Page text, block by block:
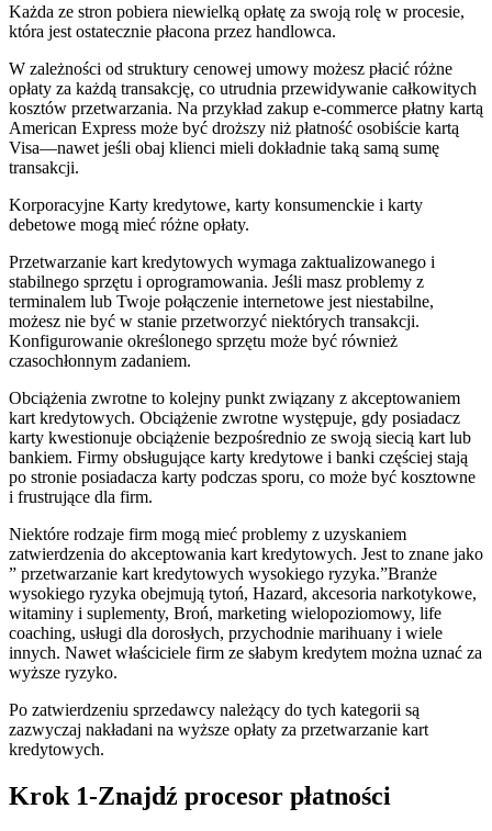
Każda ze stron pobiera niewielką opłatę za swoją rolę w procesie,
która jest ostatecznie płacona przez handlowca.
W zależności od struktury cenowej umowy możesz płacić różne
opłaty za każdą transakcję, co utrudnia przewidywanie całkowitych
kosztów przetwarzania. Na przykład zakup e-commerce płatny kartą
American Express może być droższy niż płatność osobiście kartą
Visa—nawet jeśli obaj klienci mieli dokładnie taką samą sumę
transakcji.
Korporacyjne Karty kredytowe, karty konsumenckie i karty
debetowe mogą mieć różne opłaty.
Przetwarzanie kart kredytowych wymaga zaktualizowanego i
stabilnego sprzętu i oprogramowania. Jeśli masz problemy z
terminalem lub Twoje połączenie internetowe jest niestabilne,
możesz nie być w stanie przetworzyć niektórych transakcji.
Konfigurowanie określonego sprzętu może być również
czasochłonnym zadaniem.
Obciążenia zwrotne to kolejny punkt związany z akceptowaniem
kart kredytowych. Obciążenie zwrotne występuje, gdy posiadacz
karty kwestionuje obciążenie bezpośrednio ze swoją siecią kart lub
bankiem. Firmy obsługujące karty kredytowe i banki częściej stają
po stronie posiadacza karty podczas sporu, co może być kosztowne
i frustrujące dla firm.
Niektóre rodzaje firm mogą mieć problemy z uzyskaniem
zatwierdzenia do akceptowania kart kredytowych. Jest to znane jako
” przetwarzanie kart kredytowych wysokiego ryzyka.”Branże
wysokiego ryzyka obejmują tytoń, Hazard, akcesoria narkotykowe,
witaminy i suplementy, Broń, marketing wielopoziomowy, life
coaching, usługi dla dorosłych, przychodnie marihuany i wiele
innych. Nawet właściciele firm ze słabym kredytem można uznać za
wyższe ryzyko.
Po zatwierdzeniu sprzedawcy należący do tych kategorii są
zazwyczaj nakładani na wyższe opłaty za przetwarzanie kart
kredytowych.
Krok 1-Znajdź procesor płatności